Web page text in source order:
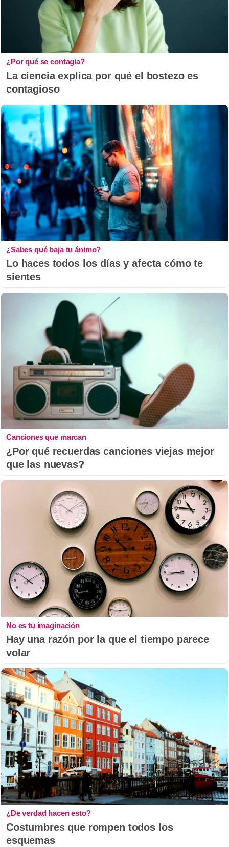
¿Por qué se contagia?
La ciencia explica por qué el bostezo es
contagioso
¿Sabes qué baja tu ánimo?
Lo haces todos los días y afecta cómo te
sientes
Canciones que marcan
¿Por qué recuerdas canciones viejas mejor
que las nuevas?
No es tu imaginación
Hay una razón por la que el tiempo parece
volar
¿De verdad hacen esto?
Costumbres que rompen todos los
esquemas